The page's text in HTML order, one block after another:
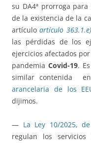
su DA4ª prorroga
de la existencia de la
artículoartículo 363.1.e)
las pérdidas de los
ejercicios afectados
pandemia Covid-19.
similar contenida en
arancelaria de los
dijimos.
— La Ley 10/2025,
regulan los servicios